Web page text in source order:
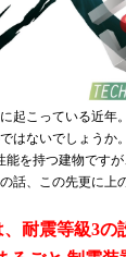
起こっている近年
はないでしょうか。
を持つ建物です
話、この先更に上
耐震等級3の